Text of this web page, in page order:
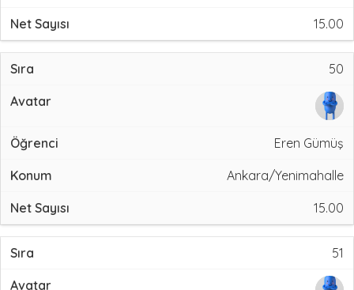
15.00
50
Eren Gümüş
Ankara/Yenimahalle
15.00
51